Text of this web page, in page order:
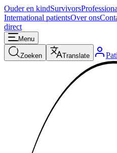
Ouder en kindSurvivors
International patientsOver ons
direct
Menu
Zoeken Translate